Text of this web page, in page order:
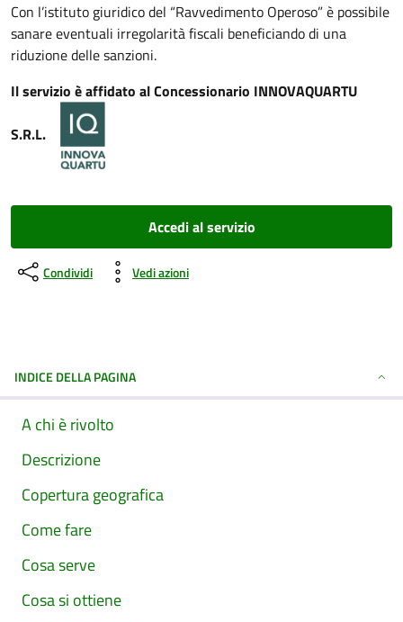
Con l’istituto giuridico del “Ravvedimento Operoso” è possibile
sanare eventuali irregolarità fiscali beneficiando di una
riduzione delle sanzioni.
Il servizio è affidato al Concessionario INNOVAQUARTU
S.R.L.
Accedi al servizio
Condividi Vedi azioni
INDICE DELLA PAGINA
A chi è rivolto
Descrizione
Copertura geografica
Come fare
Cosa serve
Cosa si ottiene